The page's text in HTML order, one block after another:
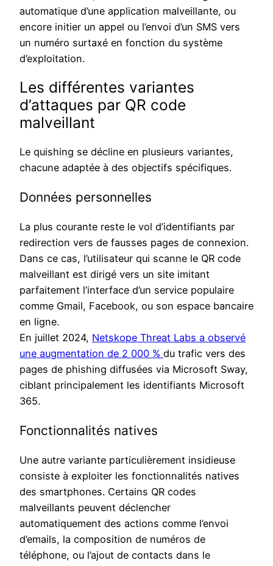
automatique d’une application malveillante, ou
encore initier un appel ou l’envoi d’un SMS vers
un numéro surtaxé en fonction du système
d’exploitation.
Les différentes variantes
d’attaques par QR code
malveillant
Le quishing se décline en plusieurs variantes,
chacune adaptée à des objectifs spécifiques.
Données personnelles
La plus courante reste le vol d’identifiants par
redirection vers de fausses pages de connexion.
Dans ce cas, l’utilisateur qui scanne le QR code
malveillant est dirigé vers un site imitant
parfaitement l’interface d’un service populaire
comme Gmail, Facebook, ou son espace bancaire
en ligne.
En juillet 2024, Netskope Threat Labs a observé
une augmentation de 2 000 % du trafic vers des
pages de phishing diffusées via Microsoft Sway,
ciblant principalement les identifiants Microsoft
365.
Fonctionnalités natives
Une autre variante particulièrement insidieuse
consiste à exploiter les fonctionnalités natives
des smartphones. Certains QR codes
malveillants peuvent déclencher
automatiquement des actions comme l’envoi
d’emails, la composition de numéros de
téléphone, ou l’ajout de contacts dans le